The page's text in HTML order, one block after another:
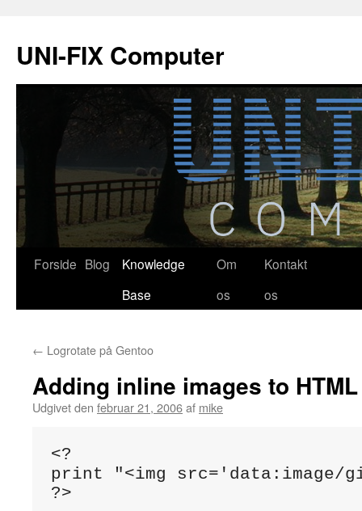
indhold
UNI-FIX Computer
Forside Blog
Knowledge
Base
Om
os
Kontakt
os
← Logrotate på Gentoo
Adding inline images to
Udgivet den februar 21, 2006af mike
<?
print "<img
?>